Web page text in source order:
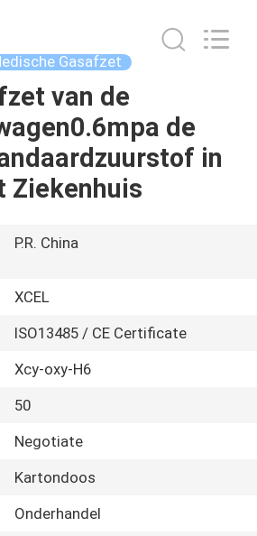
Gasafzet
van de
de
in
Ziekenhuis
P.R. China
XCEL
ISO13485 / CE Certificate
Xcy-oxy-H6
50
Negotiate
Kartondoos
Onderhandel